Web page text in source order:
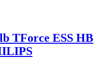
TForce ESS HB